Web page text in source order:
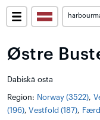
Østre
Dabiskā osta
Region: Norway (3522),
(196),Vestfold (187),